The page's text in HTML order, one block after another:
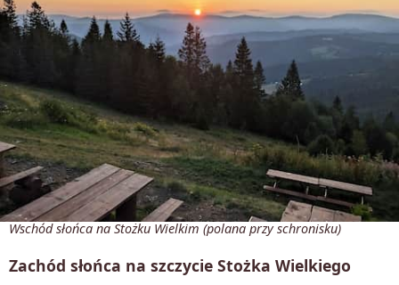
Wschód słońca na Stożku Wielkim (polana przy schronisku)
Zachód słońca na szczycie Stożka Wielkiego